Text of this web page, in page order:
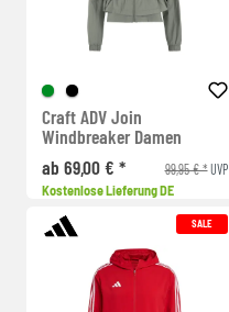
Craft ADV Join
Windbreaker Damen
ab 69,00 € *
99,95 € *UVP
Kostenlose Lieferung DE
SALE